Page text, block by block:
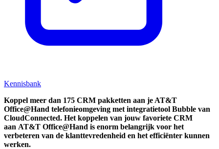
Kennisbank
Koppel meer dan 175 CRM pakketten aan je AT&T
Office@Hand telefonieomgeving met integratietool Bubble van
CloudConnected. Het koppelen van jouw favoriete CRM
aan AT&T Office@Hand is enorm belangrijk voor het
verbeteren van de klanttevredenheid en het efficiënter kunnen
werken.